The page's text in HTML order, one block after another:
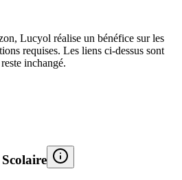
Lucyol réalise un bénéfice sur les
requises. Les liens ci-dessus sont
inchangé.